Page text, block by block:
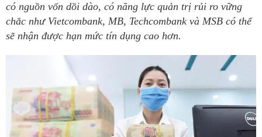
có nguồn vốn dồi dào, có năng lực quản trị rủi ro vững
chắc như Vietcombank, MB, Techcombank và MSB có thể
sẽ nhận được hạn mức tín dụng cao hơn.